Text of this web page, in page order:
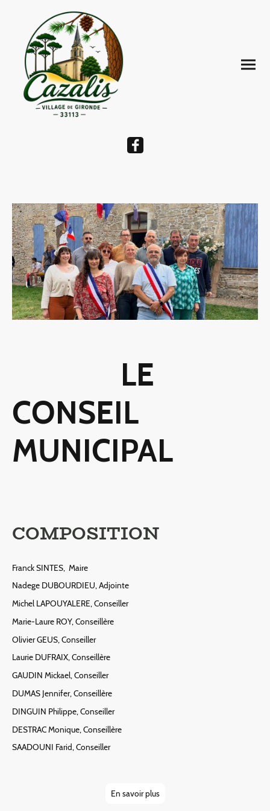
LE
CONSEIL
MUNICIPAL
COMPOSITION
Franck SINTES, Maire
Nadege DUBOURDIEU, Adjointe
Michel LAPOUYALERE, Conseiller
Marie-Laure ROY, Conseillère
Olivier GEUS, Conseiller
Laurie DUFRAIX, Conseillère
GAUDIN Mickael, Conseiller
DUMAS Jennifer, Conseillère
DINGUIN Philippe, Conseiller
DESTRAC Monique, Conseillère
SAADOUNI Farid, Conseiller
En savoir plus